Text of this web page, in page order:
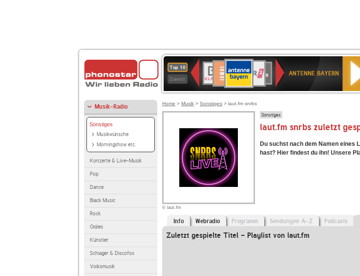
Top 10
Zuletzt
Deutschlandfunk
80er
90er
OLDIE
ANTENNE
SWR3
WDR
4
BR-
KLASSIK
Deutschlandfunk
KulturBAYERN
2
SWR
Kultur
NDR
2
ANTENNE BAYERN
Musik-Radio
Sonstiges
Musikwünsche
Morningshow etc.
Konzerte & Live-Musik
Pop
Dance
Black Music
Rock
Oldies
Künstler
Schlager & Discofox
Volksmusik
Home > Musik > Sonstiges > laut.fm snrbs
© laut.fm
Sonstiges
laut.fm snrbs zuletzt
Du suchst nach dem Namen eines
hast? Hier findest du ihn! Unsere
Info Webradio Programm Sendungen A-Z Podcasts
Zuletzt gespielte Titel - Playlist von laut.fm